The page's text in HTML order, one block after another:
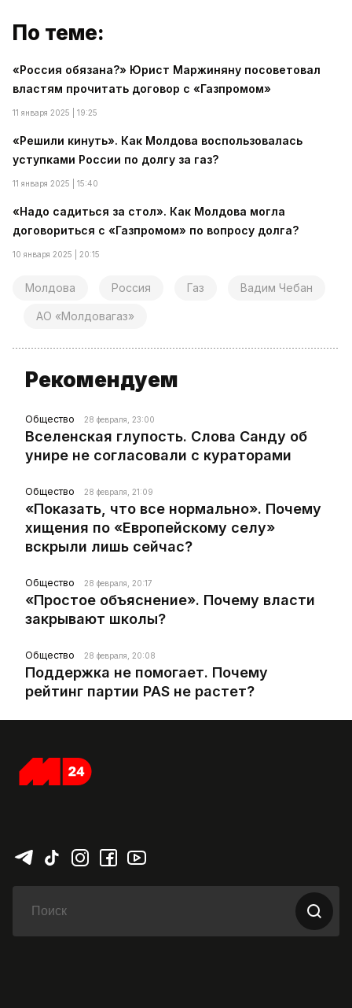
По теме:
«Россия обязана?» Юрист Маржиняну посоветовал
властям прочитать договор с «Газпромом»
11 января 2025 | 19:25
«Решили кинуть». Как Молдова воспользовалась
уступками России по долгу за газ?
11 января 2025 | 15:40
«Надо садиться за стол». Как Молдова могла
договориться с «Газпромом» по вопросу долга?
10 января 2025 | 20:15
Молдова Россия Газ Вадим Чебан
АО «Молдовагаз»
Рекомендуем
Общество 28 февраля, 23:00
Вселенская глупость. Слова Санду об
унире не согласовали с кураторами
Общество 28 февраля, 21:09
«Показать, что все нормально». Почему
хищения по «Европейскому селу»
вскрыли лишь сейчас?
Общество 28 февраля, 20:17
«Простое объяснение». Почему власти
закрывают школы?
Общество 28 февраля, 20:08
Поддержка не помогает. Почему
рейтинг партии PAS не растет?